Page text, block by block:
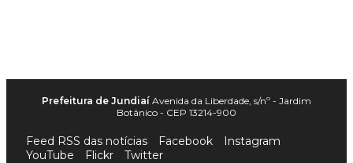
Prefeitura de Jundiaí Avenida da Liberdade, s/nº - Jardim
Botânico - CEP 13214-900
Feed RSS das notícias Facebook
Instagram
YouTube
Flickr Twitter